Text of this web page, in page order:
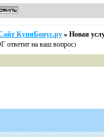
КупиБонус.ру»Новая
на ваш вопрос)